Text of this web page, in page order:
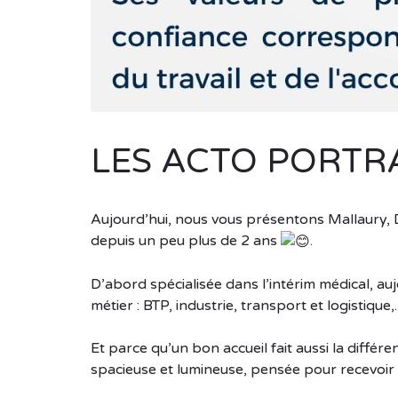
LES ACTO
Aujourd’hui, nous vous présentons Mallaury,
depuis un peu plus de 2 ans
.
D’abord spécialisée dans l’intérim médical,
métier : BTP, industrie, transport et
Et parce qu’un bon accueil fait aussi la
spacieuse et lumineuse, pensée pour